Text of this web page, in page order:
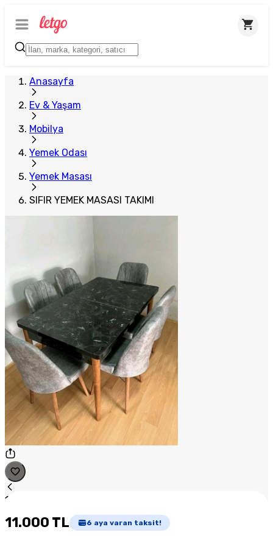
Anasayfa
Ev & Yaşam
Mobilya
Yemek Odası
Yemek Masası
SIFIR YEMEK MASASI TAKIMI
1
Plus Satıcı
11.000 TL 6 aya varan taksit!